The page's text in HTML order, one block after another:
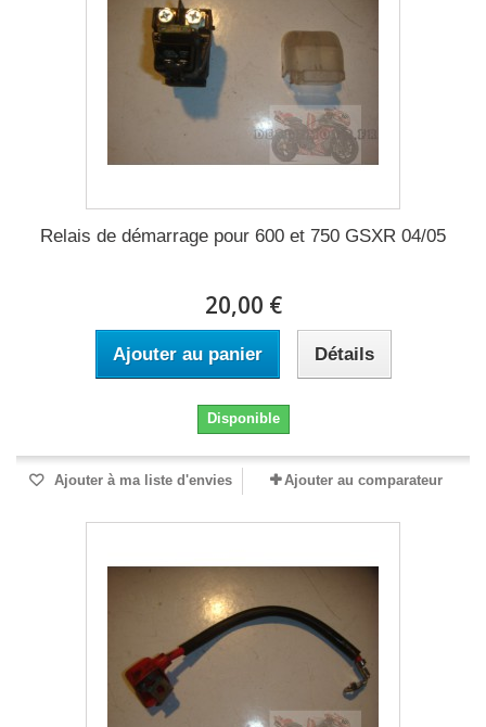
Relais de démarrage pour 600 et 750 GSXR 04/05
20,00 €
Ajouter au panier Détails
Disponible
Ajouter à ma liste d'envies Ajouter au comparateur